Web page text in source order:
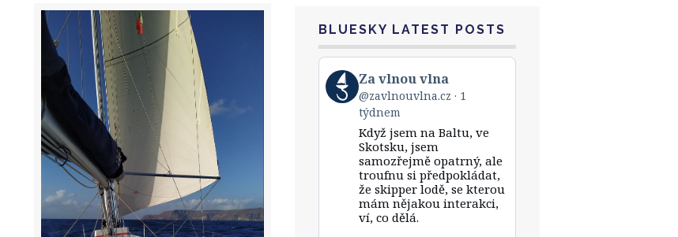
BLUESKY LATEST POSTS
View
post
by
Bluesky
Za vlnou vlna
@zavlnouvlna.cz
1
týdnem
Když jsem na Baltu, ve
Skotsku, jsem
samozřejmě opatrný, ale
troufnu si předpokládat,
že skipper lodě, se kterou
mám nějakou interakci,
ví, co dělá.